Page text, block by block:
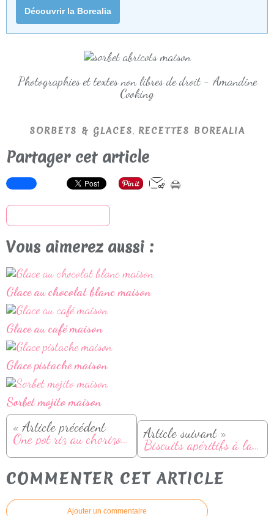
Découvrir la Borealia
Photographies et textes non libres de droit - Amandine
Cooking
SORBETS & GLACES, RECETTES BOREALIA
Partager cet article
Vous aimerez aussi :
Glace au chocolat blanc maison
Glace au café maison
Glace pistache maison
Sorbet mojito maison
« Article précédent
One pot riz au chorizo façon mexicaine Article suivant »
Biscuits apéritifs à la feta et olives
COMMENTER CET ARTICLE
Ajouter un commentaire